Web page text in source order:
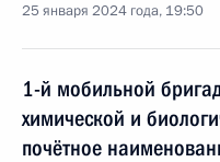
25 января 2024 года, 19:50
1-й мобильной
химической и
почётное